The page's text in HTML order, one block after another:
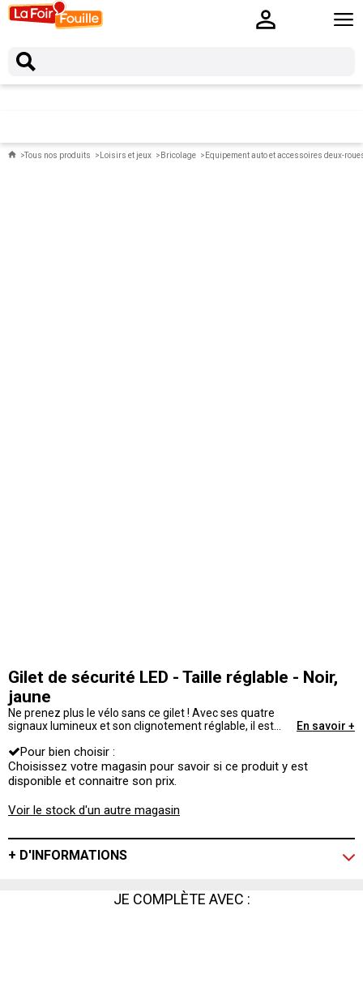
Tous nos produits Loisirs et jeux Bricolage Equipement auto et accessoires deux-
Gilet de sécurité LED - Taille réglable - Noir,
jaune
Ne prenez plus le vélo sans ce gilet ! Avec ses quatre
signaux lumineux et son clignotement réglable, il est
et le garant de votre sécurité… en piste !
En savoir +
Pour bien choisir :
Choisissez votre magasin pour savoir si ce produit y est
disponible et connaitre son prix.
Voir le stock d'un autre magasin
+ D'INFORMATIONS
JE COMPLÈTE AVEC :